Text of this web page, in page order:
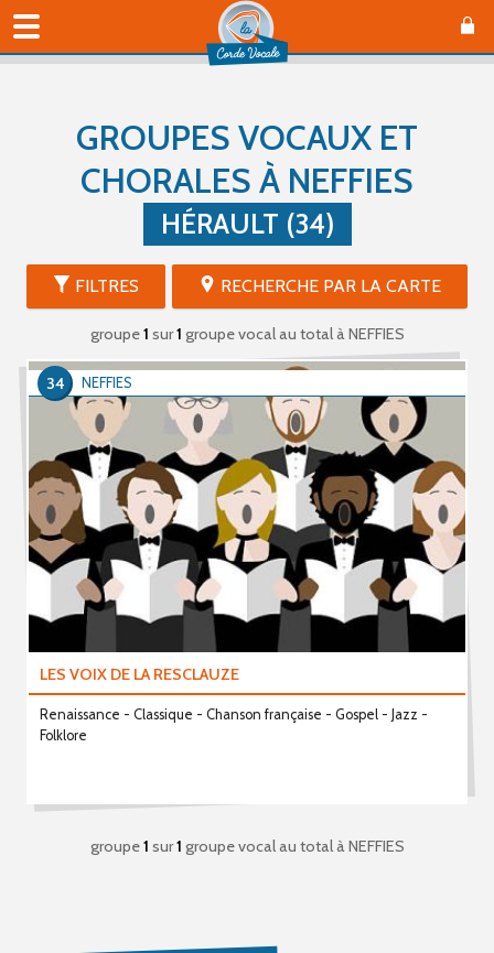
GROUPES VOCAUX ET
CHORALES À NEFFIES
HÉRAULT (34)
FILTRES RECHERCHE PAR LA CARTE
groupe1 sur1 groupe vocal au totalà NEFFIES
LES VOIX DE LA RESCLAUZE
Renaissance - Classique - Chanson française - Gospel - Jazz -
Folklore
NEFFIES
34
groupe1 sur1 groupe vocal au totalà NEFFIES